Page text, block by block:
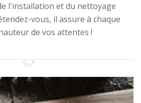
l'installation et du nettoyage
vous, il assure à chaque
de vos attentes !